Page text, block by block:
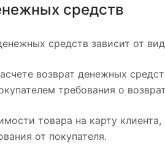
средств
средств зависит от
возврат денежных
требования о
товара на карту
от покупателя.